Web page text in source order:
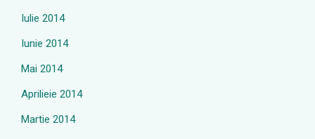
Iulie 2014
Iunie 2014
Mai 2014
Aprilieie 2014
Martie 2014